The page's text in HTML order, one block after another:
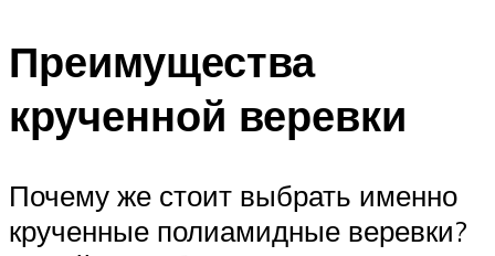
Преимущества
крученной веревки
Почему же стоит выбрать именно
крученные полиамидные веревки?